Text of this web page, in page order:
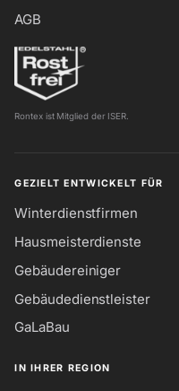
AGB
Rontex ist Mitglied der ISER.
GEZIELT ENTWICKELT FÜR
Winterdienstfirmen
Hausmeisterdienste
Gebäudereiniger
Gebäudedienstleister
GaLaBau
IN IHRER REGION